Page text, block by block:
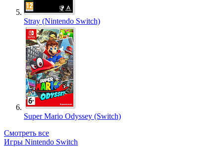
Stray (Nintendo Switch)
Super Mario Odyssey (Switch)
Смотреть все
Игры Nintendo Switch